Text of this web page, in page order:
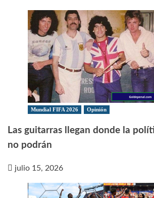
Mundial FIFA 2026 Opinión
Las guitarras llegan donde la
no podrán
julio 15, 2026